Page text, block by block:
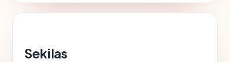
Sekilas